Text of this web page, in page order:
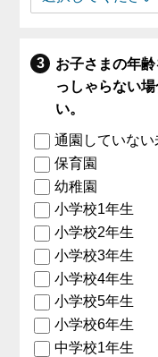
お子さまの年
っしゃらない
い。
通園していない
保育園
幼稚園
小学校1年生
小学校2年生
小学校3年生
小学校4年生
小学校5年生
小学校6年生
中学校1年生